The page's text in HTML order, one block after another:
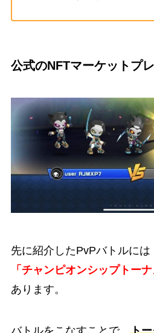
公式のNFTマーケットプ
先に紹介したPvPバトルには
「チャンピオンシップトー
あります。
バトルをこなすことで、 ト